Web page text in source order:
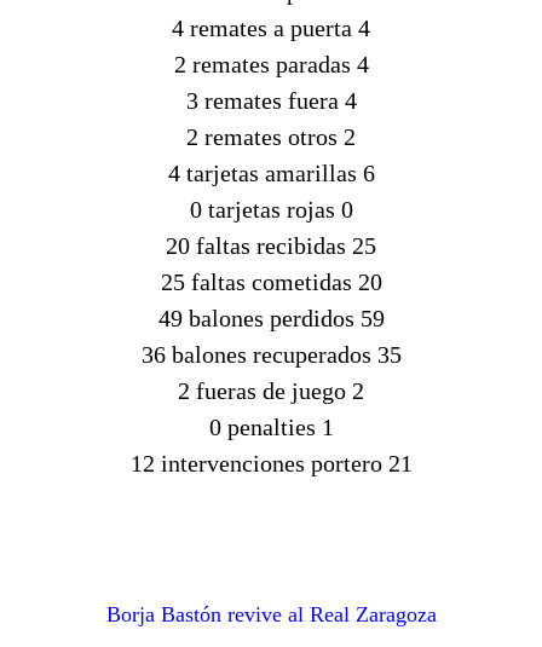
4 remates a puerta 4
2 remates paradas 4
3 remates fuera 4
2 remates otros 2
4 tarjetas amarillas 6
0 tarjetas rojas 0
20 faltas recibidas 25
25 faltas cometidas 20
49 balones perdidos 59
36 balones recuperados 35
2 fueras de juego 2
0 penalties 1
12 intervenciones portero 21
Borja Bastón revive al Real Zaragoza